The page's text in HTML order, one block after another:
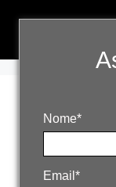
Nome*
Email*